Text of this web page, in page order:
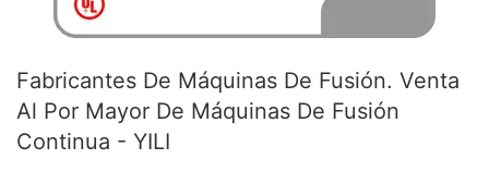
Fabricantes De Máquinas De Fusión. Venta
Al Por Mayor De Máquinas De Fusión
Continua - YILI